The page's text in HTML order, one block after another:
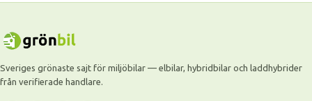
Sveriges grönaste sajt för miljöbilar — elbilar, hybridbilar och laddhybrider
från verifierade handlare.